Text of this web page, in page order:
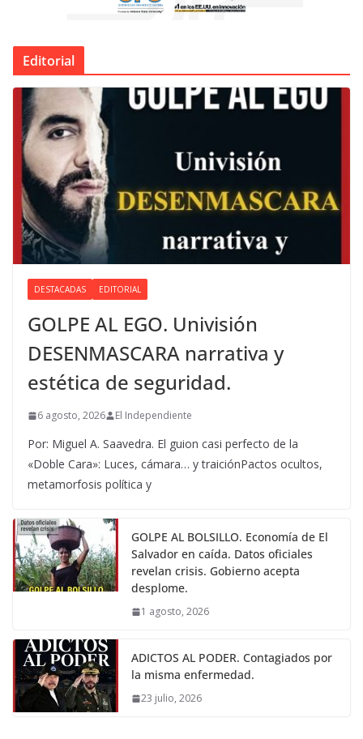
Editorial
DESTACADAS EDITORIAL
GOLPE AL EGO. Univisión
DESENMASCARA narrativa y
estética de seguridad.
6 agosto, 2026 El Independiente
Por: Miguel A. Saavedra. El guion casi perfecto de la
«Doble Cara»: Luces, cámara… y traiciónPactos ocultos,
metamorfosis política y
GOLPE AL BOLSILLO. Economía de El
Salvador en caída. Datos oficiales
revelan crisis. Gobierno acepta
desplome.
1 agosto, 2026
ADICTOS AL PODER. Contagiados por
la misma enfermedad.
23 julio, 2026